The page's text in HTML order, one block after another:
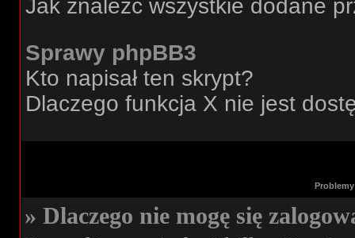
Jak znaleźć wszystkie dodane
Sprawy phpBB3
Kto napisał ten skrypt?
Dlaczego funkcja X nie jest
» Dlaczego nie mogę się